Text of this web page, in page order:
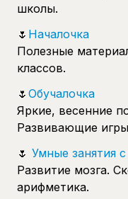
школы.
🌷 Началочка
Полезные
классов.
🌷 Обучалочка
Яркие, весенние
Развивающие
🌷 Умные занятия
Развитие мозга.
арифметика.